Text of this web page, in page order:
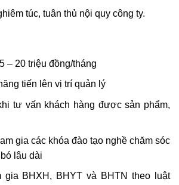
túc, tuân thủ nội quy công ty.
– 20 triệu đồng/tháng
tiến lên vị trí quản lý
tư vấn khách hàng được sản phẩm,
gia các khóa đào tạo nghề chăm sóc
lâu dài
BHXH, BHYT và BHTN theo luật